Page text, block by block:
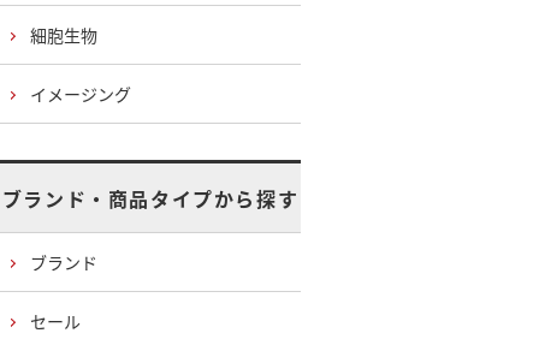
細胞生物
イメージング
ブランド・商品タイプから探す
ブランド
セール